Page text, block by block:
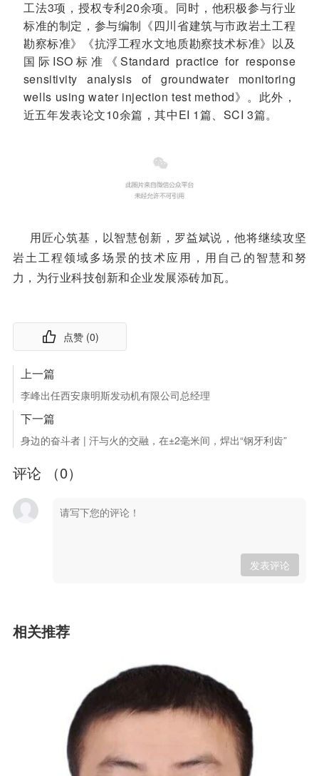
工法3项，授权专利20余项。同时，他积极参与行业
标准的制定，参与编制《四川省建筑与市政岩土工程
勘察标准》《抗浮工程水文地质勘察技术标准》以及
国际ISO标准《Standard practice for response
sensitivity analysis of groundwater monitoring
wells using water injection test method》。此外，
近五年发表论文10余篇，其中EI 1篇、SCI 3篇。
用匠心筑基，以智慧创新，罗益斌说，他将继续攻坚
岩土工程领域多场景的技术应用，用自己的智慧和努
力，为行业科技创新和企业发展添砖加瓦。
点赞 (0)
上一篇
李峰出任西安康明斯发动机有限公司总经理
下一篇
身边的奋斗者 | 汗与火的交融，在±2毫米间，焊出“钢牙利齿”
评论 （0）
发表评论
相关推荐